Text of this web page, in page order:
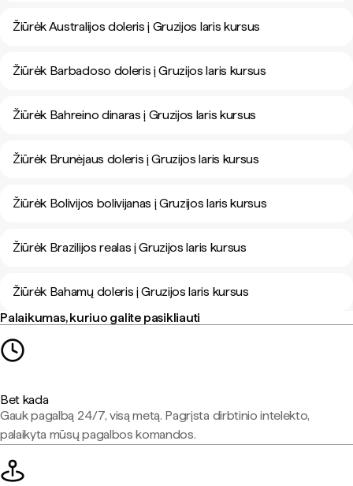
Žiūrėk Australijos doleris į Gruzijos laris kursus
Žiūrėk Barbadoso doleris į Gruzijos laris kursus
Žiūrėk Bahreino dinaras į Gruzijos laris kursus
Žiūrėk Brunėjaus doleris į Gruzijos laris kursus
Žiūrėk Bolivijos bolivijanas į Gruzijos laris kursus
Žiūrėk Brazilijos realas į Gruzijos laris kursus
Žiūrėk Bahamų doleris į Gruzijos laris kursus
Palaikumas, kuriuo galite pasikliauti
Bet kada
Gauk pagalbą 24/7, visą metą. Pagrįsta dirbtinio intelekto,
palaikyta mūsų pagalbos komandos.